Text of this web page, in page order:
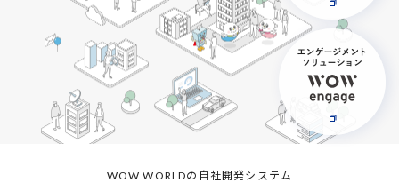
Copyright © WOW WORLD Inc. All Rights Reserved.
WOW WORLDの自社開発システム